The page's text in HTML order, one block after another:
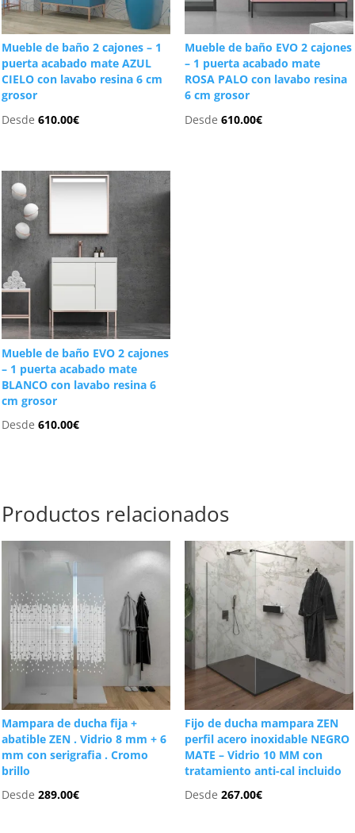
Mueble de baño 2 cajones – 1
puerta acabado mate AZUL
CIELO con lavabo resina 6 cm
grosor
Desde610.00€
Mueble de baño EVO 2 cajones
– 1 puerta acabado mate
ROSA PALO con lavabo resina
6 cm grosor
Desde 610.00€
Mueble de baño EVO 2 cajones
– 1 puerta acabado mate
BLANCO con lavabo resina 6
cm grosor
Desde610.00€
Productos relacionados
Mampara de ducha fija +
abatible ZEN . Vidrio 8 mm + 6
mm con serigrafia . Cromo
brillo
Desde289.00€
Fijo de ducha mampara ZEN
perfil acero inoxidable NEGRO
MATE – Vidrio 10 MM con
tratamiento anti-cal incluido
Desde 267.00€